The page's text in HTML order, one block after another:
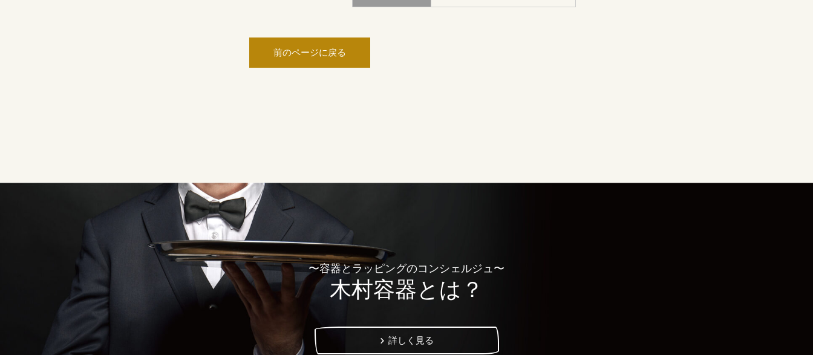
前のページに戻る
〜容器とラッピングのコンシェルジュ〜
木村容器とは？
詳しく見る